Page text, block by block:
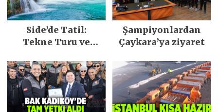
Side’de Tatil:
Tekne Turu ve
Şampiyonlardan
Çaykara’ya ziyaret